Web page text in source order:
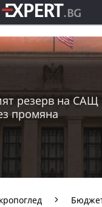
резерв на САЩ
промяна